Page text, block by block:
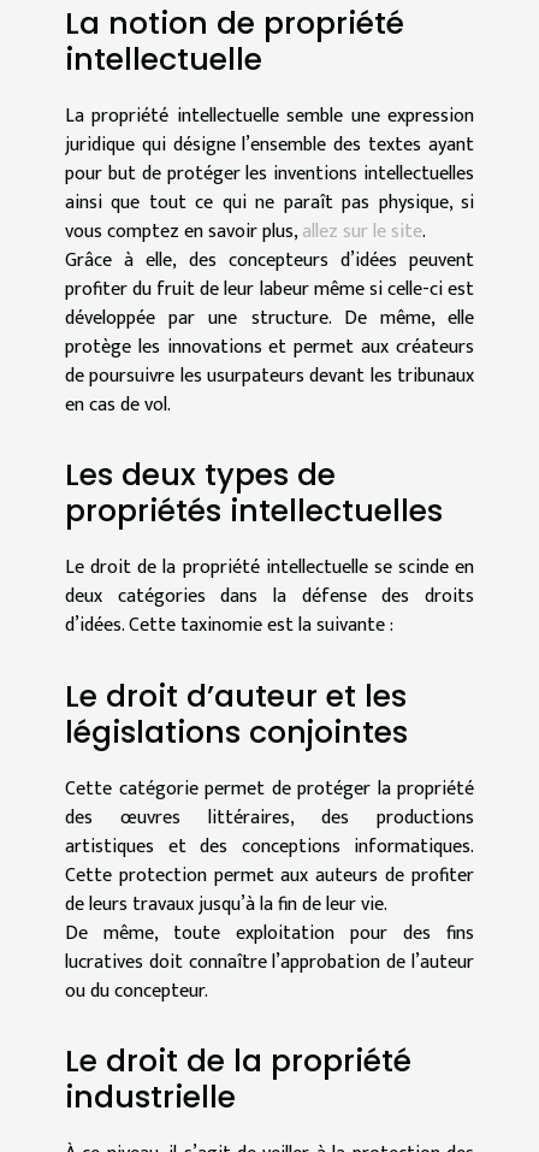
La notion de propriété
intellectuelle
La propriété intellectuelle semble une expression
juridique qui désigne l’ensemble des textes ayant
pour but de protéger les inventions intellectuelles
ainsi que tout ce qui ne paraît pas physique, si
vous comptez en savoir plus,allez sur le site.
Grâce à elle, des concepteurs d’idées peuvent
profiter du fruit de leur labeur même si celle-ci est
développée par une structure. De même, elle
protège les innovations et permet aux créateurs
de poursuivre les usurpateurs devant les tribunaux
en cas de vol.
Les deux types de
propriétés intellectuelles
Le droit de la propriété intellectuelle se scinde en
deux catégories dans la défense des droits
d’idées. Cette taxinomie est la suivante :
Le droit d’auteur et les
législations conjointes
Cette catégorie permet de protéger la propriété
des œuvres littéraires, des productions
artistiques et des conceptions informatiques.
Cette protection permet aux auteurs de profiter
de leurs travaux jusqu’à la fin de leur vie.
De même, toute exploitation pour des fins
lucratives doit connaître l’approbation de l’auteur
ou du concepteur.
Le droit de la propriété
industrielle